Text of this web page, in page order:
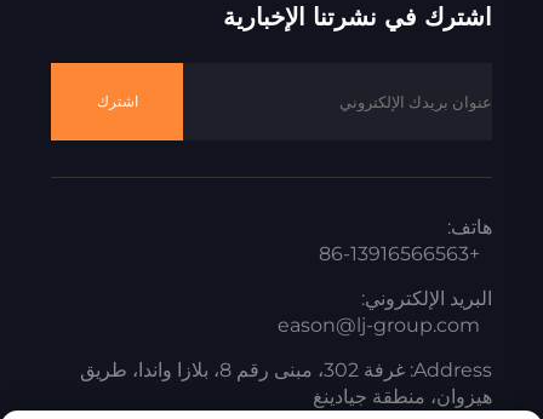
اشترك في نشرتنا الإخبارية
اشترك
هاتف:
+86-13916566563
البريد الإلكتروني:
eason@lj-group.com
Address: غرفة 302، مبنى رقم 8، بلازا واندا، طريق
هيزوان، منطقة جيادينغ